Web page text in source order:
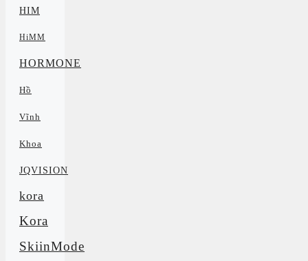
HIM
HiMM
HORMONE
Hồ
Vĩnh
Khoa
JQVISION
kora
Kora
SkiinMode